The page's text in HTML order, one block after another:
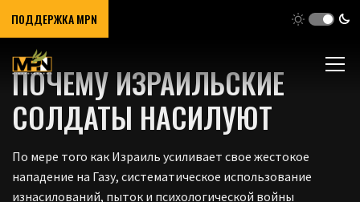
ПОДДЕРЖКА MPN
ПОЧЕМУ ИЗРАИЛЬСКИЕ
СОЛДАТЫ НАСИЛУЮТ
По мере того как Израиль усиливает свое жестокое
нападение на Газу, систематическое использование
изнасилований, пыток и психологической войны